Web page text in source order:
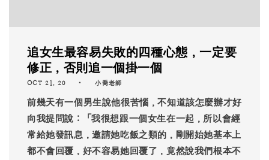
追女生最容易失敗的四種心態，一定要
修正，否則追一個掛一個
OCT 21, 20 小喬老師
前幾天有一個男生說他很苦惱，不知道該怎麼辦才好
向我提問說：「我很想跟一個女生在一起，所以會經
常給她發訊息，邀請她吃飯之類的，剛開始她基本上
都不會回覆，好不容易她回覆了，竟然說我們根本不